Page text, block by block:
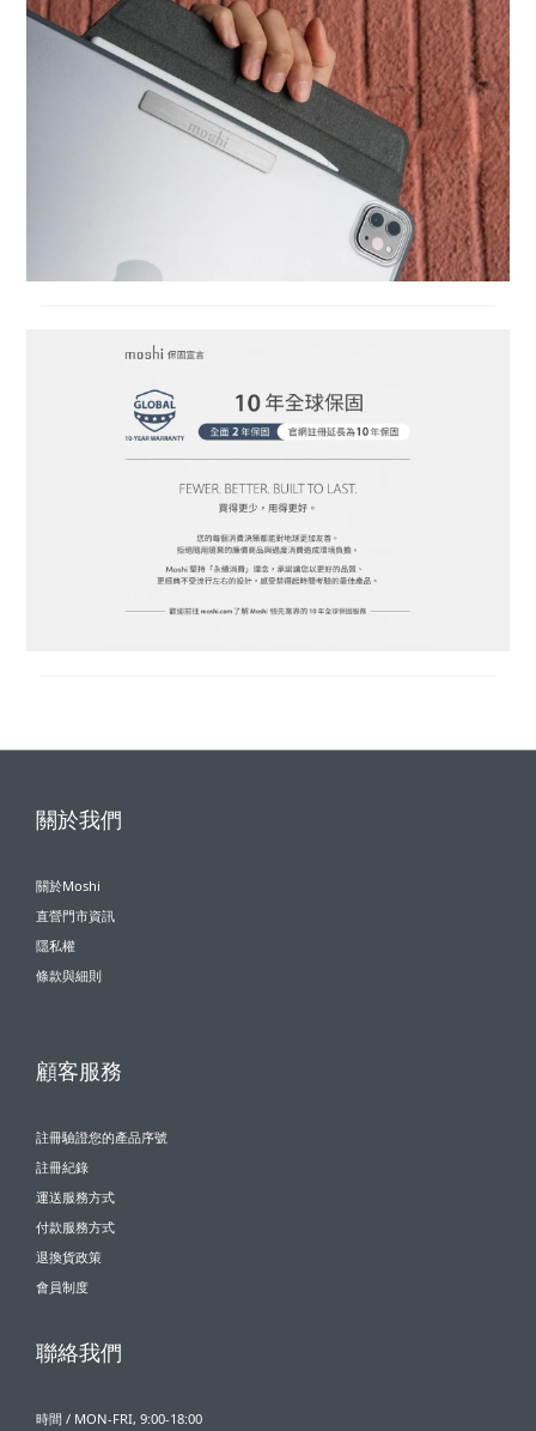
關於我們
關於Moshi
直營門市資訊
隱私權
條款與細則
顧客服務
註冊驗證您的產品序號
註冊紀錄
運送服務方式
付款服務方式
退換貨政策
會員制度
聯絡我們
時間 / MON-FRI, 9:00-18:00